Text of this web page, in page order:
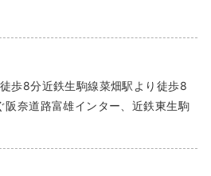
歩8分近鉄生駒線菜畑駅より徒歩8
阪奈道路富雄インター、近鉄東生駒